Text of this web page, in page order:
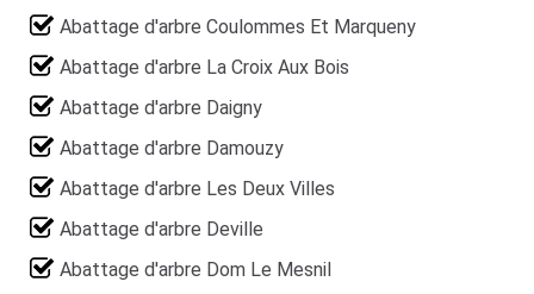
Abattage d'arbre Coulommes Et Marqueny
Abattage d'arbre La Croix Aux Bois
Abattage d'arbre Daigny
Abattage d'arbre Damouzy
Abattage d'arbre Les Deux Villes
Abattage d'arbre Deville
Abattage d'arbre Dom Le Mesnil